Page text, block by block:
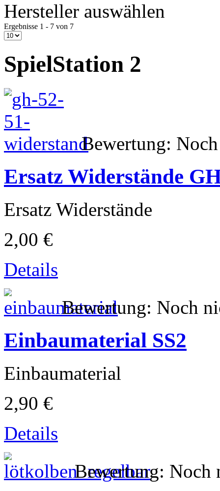
Hersteller auswählen
Ergebnisse 1 - 7 von 7
SpielStation 2
Bewertung:
Ersatz Widerstände
Ersatz Widerstände
2,00 €
Details
Bewertung: Noch
Einbaumaterial SS2
Einbaumaterial
2,90 €
Details
Bewertung: Noch